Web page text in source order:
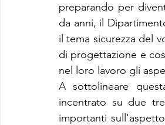
preparando per
da anni, il
il tema sicurezza del
di progettazione e
nel loro lavoro gli
A sottolineare
incentrato su due
importanti